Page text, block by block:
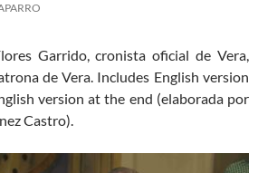
Garrido, cronista oficial de Vera,
de Vera. Includes English version
version at the end (elaborada por
Castro).